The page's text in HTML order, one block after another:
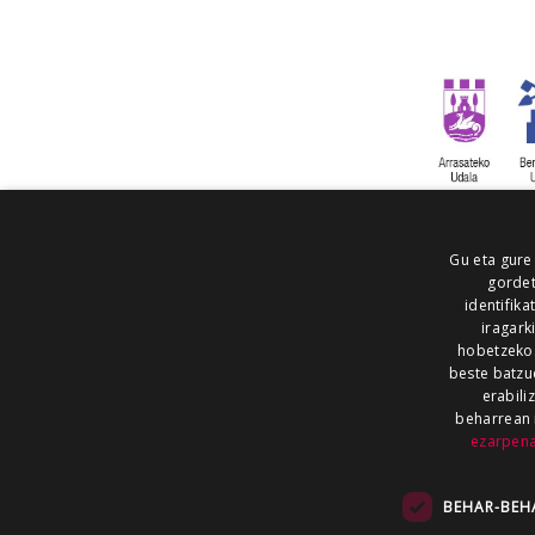
ALEA
NOAUA
Gu eta
hobetzeko.
beste
beharrean
BEHAR-